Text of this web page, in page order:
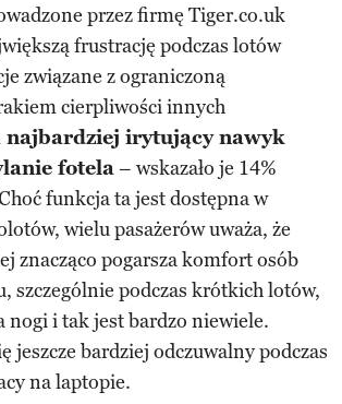
przez firmę Tiger.co.uk
frustrację podczas lotów
związane z ograniczoną
cierpliwości innych
najbardziej irytujący nawyk
fotela– wskazało je 14%
funkcja ta jest dostępna w
wielu pasażerów uważa, że
znacząco pogarsza komfort osób
szczególnie podczas krótkich lotów,
nogi i tak jest bardzo niewiele.
jeszcze bardziej odczuwalny podczas
na laptopie.